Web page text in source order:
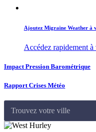
Ajoutez Migraine Weather à
Accédez rapidement
Impact Pression Barométrique
Rapport Crises Météo
Trouvez votre ville